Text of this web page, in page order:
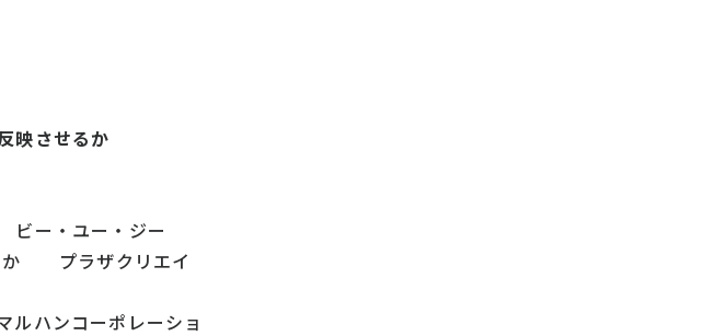
映させるか
ー・ユー・ジー
か プラザクリエイ
ハンコーポレーショ